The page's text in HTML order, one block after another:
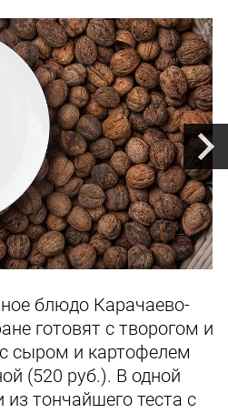
блюдо Карачаево-
готовят с творогом и
сыром и картофелем
(520 руб.). В одной
тончайшего теста с